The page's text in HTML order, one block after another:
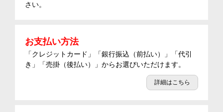
さい。
お支払い方法
「クレジットカード」「銀行振込（前払い）」「代引
き」「売掛（後払い）」からお選びいただけます。
詳細はこちら